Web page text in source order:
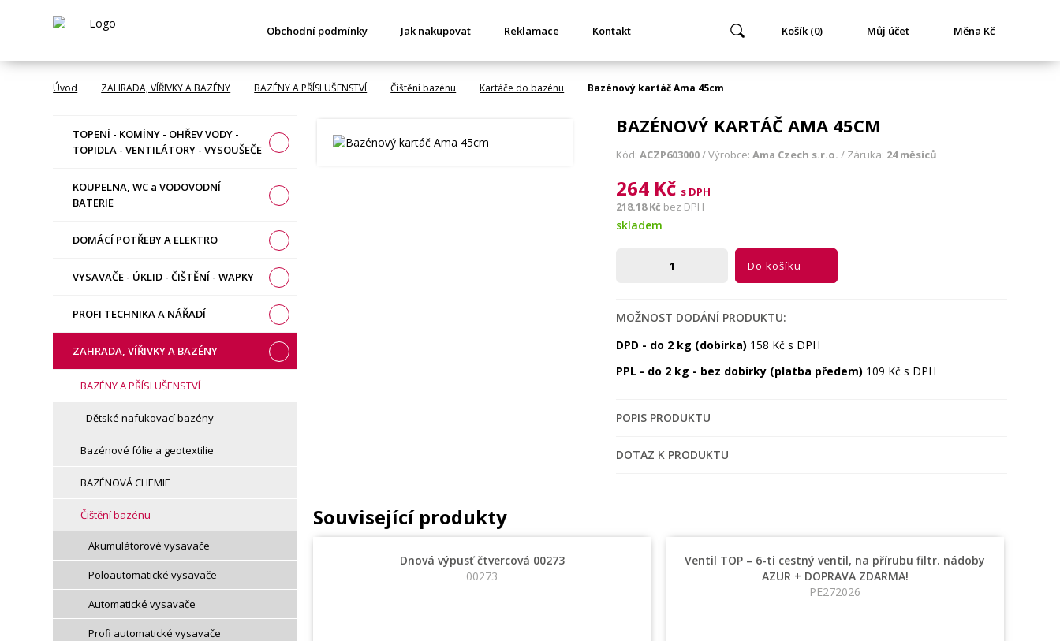
Obchodní podmínky Jak nakupovat Reklamace Kontakt Košík (0) Můj účet Měna Kč
Úvod ZAHRADA, VÍŘIVKY A BAZÉNY BAZÉNY A PŘÍSLUŠENSTVÍ Čištění bazénu Kartáče do bazénu Bazénový kartáč Ama 45cm
TOPENÍ - KOMÍNY - OHŘEV VODY -
TOPIDLA - VENTILÁTORY - VYSOUŠEČE
KOUPELNA, WC a VODOVODNÍ
BATERIE
DOMÁCÍ POTŘEBY A ELEKTRO
VYSAVAČE - ÚKLID - ČIŠTĚNÍ - WAPKY
PROFI TECHNIKA A NÁŘADÍ
ZAHRADA, VÍŘIVKY A BAZÉNY
BAZÉNY A PŘÍSLUŠENSTVÍ
- Dětské nafukovací bazény
Bazénové fólie a geotextilie
BAZÉNOVÁ CHEMIE
Čištění bazénu
Akumulátorové vysavače
Poloautomatické vysavače
Automatické vysavače
Profi automatické vysavače
BAZÉNOVÝ KARTÁČ AMA 45CM
Kód:ACZP603000/ Výrobce:Ama Czech s.r.o. / Záruka: 24 měsíců
264 Kč s DPH
218.18 Kč bez DPH
skladem
Do košíku
MOŽNOST DODÁNÍ PRODUKTU:
DPD - do 2 kg (dobírka) 158 Kč s DPH
PPL - do 2 kg - bez dobírky (platba předem) 109 Kč s DPH
POPIS PRODUKTU
DOTAZ K PRODUKTU
Související produkty
Dnová výpusť čtvercová 00273
00273
Ventil TOP – 6-ti cestný ventil, na přírubu filtr. nádoby
AZUR + DOPRAVA ZDARMA!
PE272026